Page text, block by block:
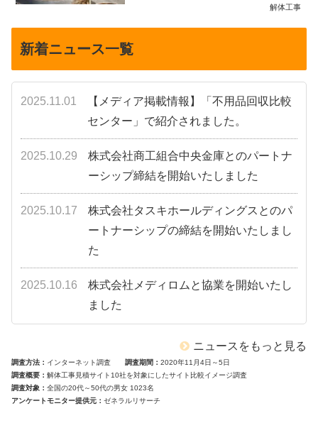
解体工事
新着ニュース一覧
2025.11.01
【メディア掲載情報】「不用品回収比較
センター」で紹介されました。
2025.10.29
株式会社商工組合中央金庫とのパートナ
ーシップ締結を開始いたしました
2025.10.17
株式会社タスキホールディングスとのパ
ートナーシップの締結を開始いたしまし
た
2025.10.16
株式会社メディロムと協業を開始いたし
ました
ニュースをもっと見る
調査方法 インターネット調査 調査期間
2020年11月4日～5日
調査概要
解体工事見積サイト10社を対象にしたサイト比較イメージ調査
調査対象
全国の20代～50代の男女 1023名
アンケートモニター提供元
ゼネラルリサーチ